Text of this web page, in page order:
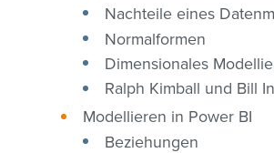
Nachteile eines
Normalformen
Dimensionales
Ralph Kimball und Bill
Modellieren in Power BI
Beziehungen